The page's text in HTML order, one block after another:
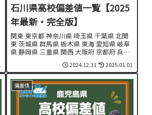
石川県高校偏差値一覧【2025
年最新・完全版】
関東 東京都 神奈川県 埼玉県 千葉県 北関
東 茨城県 群馬県 栃木県 東海 愛知県 岐阜
県 静岡県 三重県 関西 大阪府 京都府 兵庫
県 奈良県 滋賀県 和歌山県 東北・北海道
北海道 青森県 秋田県 岩手県 山形県 宮城
県 福島県 九州...
2024.12.31 2025.01.01
偏差値